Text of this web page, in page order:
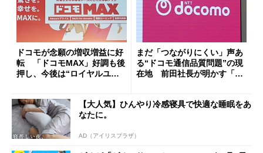
ドコモが念願の増収増益に好
転 「ドコモMAX」好調も後
押し、今後は“ロイヤルユー
まだ「つながりにくい」声あ
る“ドコモ通信品質問題”の現
在地 前田社長が明かす「道
【大人気】ひんやり冷感寝具で快適な睡眠をあ
なたに。
AD（アイリスプラザ）